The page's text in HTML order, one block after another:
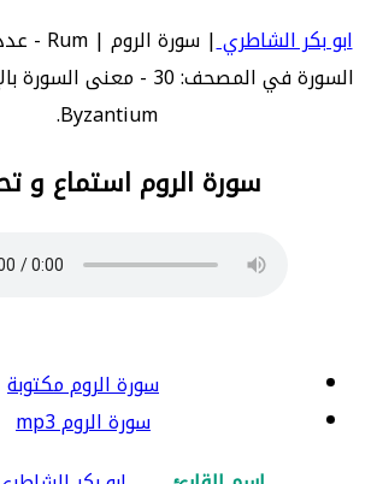
ابو بكر الشاطري
Byzantium.
سورة الروم استماع و
سورة الروم مكتوبة
سورة الروم mp3